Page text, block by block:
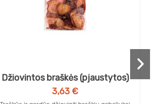
Džiovintos braškės (pjaustytos)
3,63 €